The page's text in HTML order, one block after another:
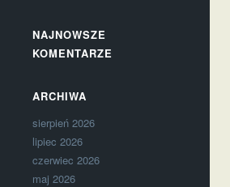
NAJNOWSZE
KOMENTARZE
ARCHIWA
sierpień 2026
lipiec 2026
czerwiec 2026
maj 2026